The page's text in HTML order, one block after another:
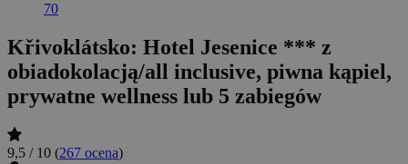
70
Křivoklátsko: Hotel Jesenice *** z
obiadokolacją/all inclusive, piwna kąpiel,
prywatne wellness lub 5 zabiegów
9,5 / 10 (267 ocena)